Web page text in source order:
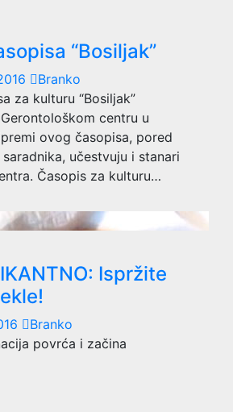
“Bosiljak”
Branko
za kulturu “Bosiljak”
centru u
ovog časopisa, pored
učestvuju i stanari
Časopis za kulturu…
Ispržite
Branko
povrća i začina